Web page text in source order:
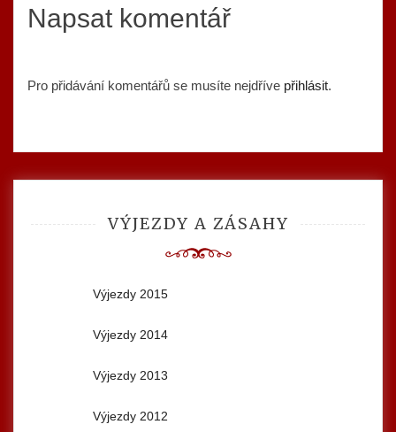
Napsat komentář
Pro přidávání komentářů se musíte nejdříve přihlásit.
VÝJEZDY A ZÁSAHY
Výjezdy 2015
Výjezdy 2014
Výjezdy 2013
Výjezdy 2012